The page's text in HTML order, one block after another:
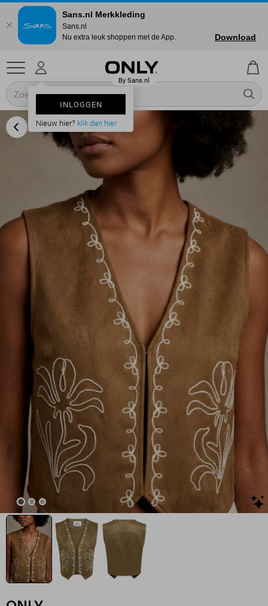
INLOGGEN
Nieuw hier? klik dan hier
Sans.nl Merkkleding
Sans.nl
Nu extra leuk shoppen met de App.
Download